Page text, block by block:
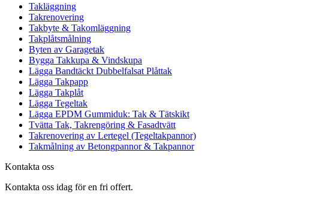
Takläggning
Takrenovering
Takbyte & Takomläggning
Takplåtsmålning
Byten av Garagetak
Bygga Takkupa & Vindskupa
Lägga Bandtäckt Dubbelfalsat Plåttak
Lägga Takpapp
Lägga Takplåt
Lägga Tegeltak
Lägga EPDM Gummiduk: Tak & Tätskikt
Tvätta Tak, Takrengöring & Fasadtvätt
Takrenovering av Lertegel (Tegeltakpannor)
Takmålning av Betongpannor & Takpannor
Kontakta oss
Kontakta oss idag för en fri offert.